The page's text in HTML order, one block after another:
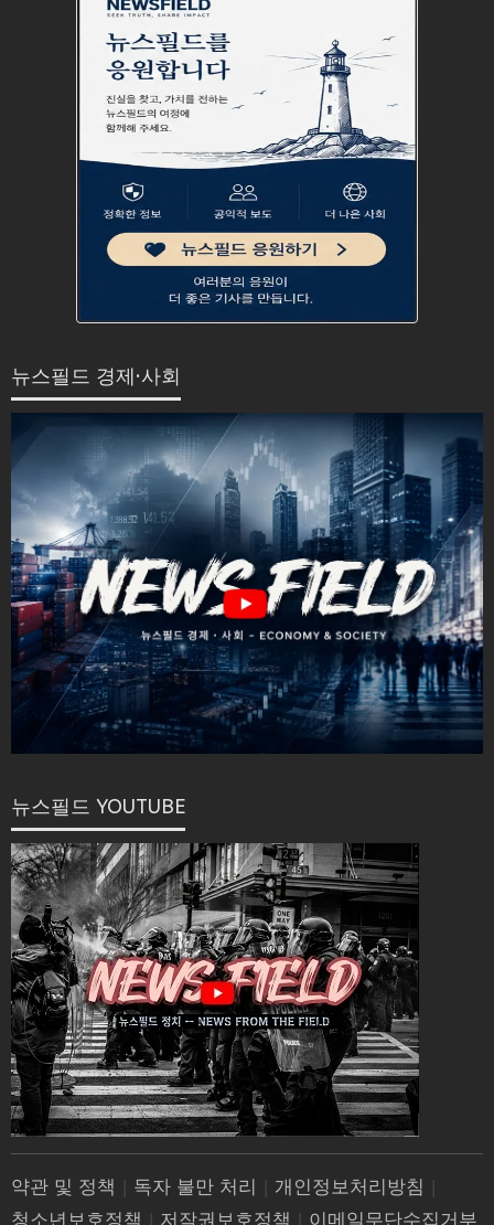
뉴스필드 경제·사회
뉴스필드 YOUTUBE
약관 및 정책 독자 불만 처리 개인정보처리방침
청소년보호정책
저작권보호정책 이메일무단수집거부